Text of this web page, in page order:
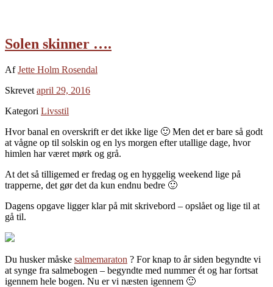
Solen skinner ….
AfJette Holm Rosendal
Skrevet april 29, 2016
Kategori Livsstil
Hvor banal en overskrift er det ikke lige 🙂 Men det er bare så godt
at vågne op til solskin og en lys morgen efter utallige dage, hvor
himlen har været mørk og grå.
At det så tilligemed er fredag og en hyggelig weekend lige på
trapperne, det gør det da kun endnu bedre 🙂
Dagens opgave ligger klar på mit skrivebord – opslået og lige til at
gå til.
Du husker måske salmemaraton ? For knap to år siden begyndte vi
at synge fra salmebogen – begyndte med nummer ét og har fortsat
igennem hele bogen. Nu er vi næsten igennem 🙂